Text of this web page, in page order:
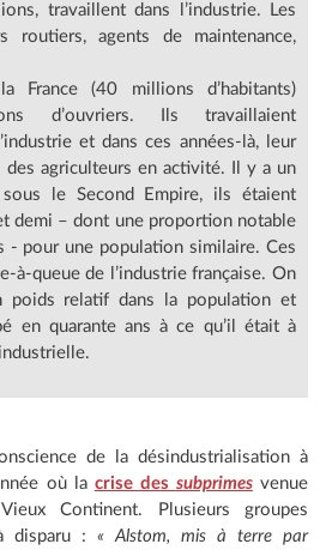
travaillent dans l’industrie. Les
routiers, agents de maintenance,
France (40 millions d’habitants)
d’ouvriers. Ils travaillaient
et dans ces années-là, leur
des agriculteurs en activité. Il y a un
le Second Empire, ils étaient
demi – dont une proportion notable
- pour une population similaire. Ces
à-queue de l’industrie française. On
relatif dans la population et
en quarante ans à ce qu’il était à
de la désindustrialisation à
où la crise des subprimes venue
Continent. Plusieurs groupes
disparu : « Alstom, mis à terre par